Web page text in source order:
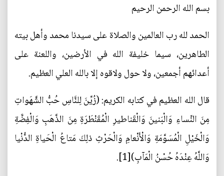
بسم الله الرحمن الرحيم
الحمد لله رب العالمين والصلاة على سيدنا محمد وأهل بيته
الطاهرين، سيما خليفة الله في الأرضين، واللعنة على
أعدائهم أجمعين، ولا حول ولاقوه إلا بالله العلي العظيم.
قال الله العظيم في كتابه الكريم: (زُيِّنَ لِلنَّاسِ حُبُّ الشَّهَواتِ
مِنَ النِّساءِ وَالْبَنينَ وَالْقَناطيرِ الْمُقَنْطَرَةِ مِنَ الذَّهَبِ وَالْفِضَّةِ
وَالْخَيْلِ الْمُسَوَّمَةِ وَالْأَنْعامِ وَالْحَرْثِ ذلِكَ مَتاعُ الْحَياةِ الدُّنْيا
وَاللَّهُ عِنْدَهُ حُسْنُ الْمَآبِ)[1].